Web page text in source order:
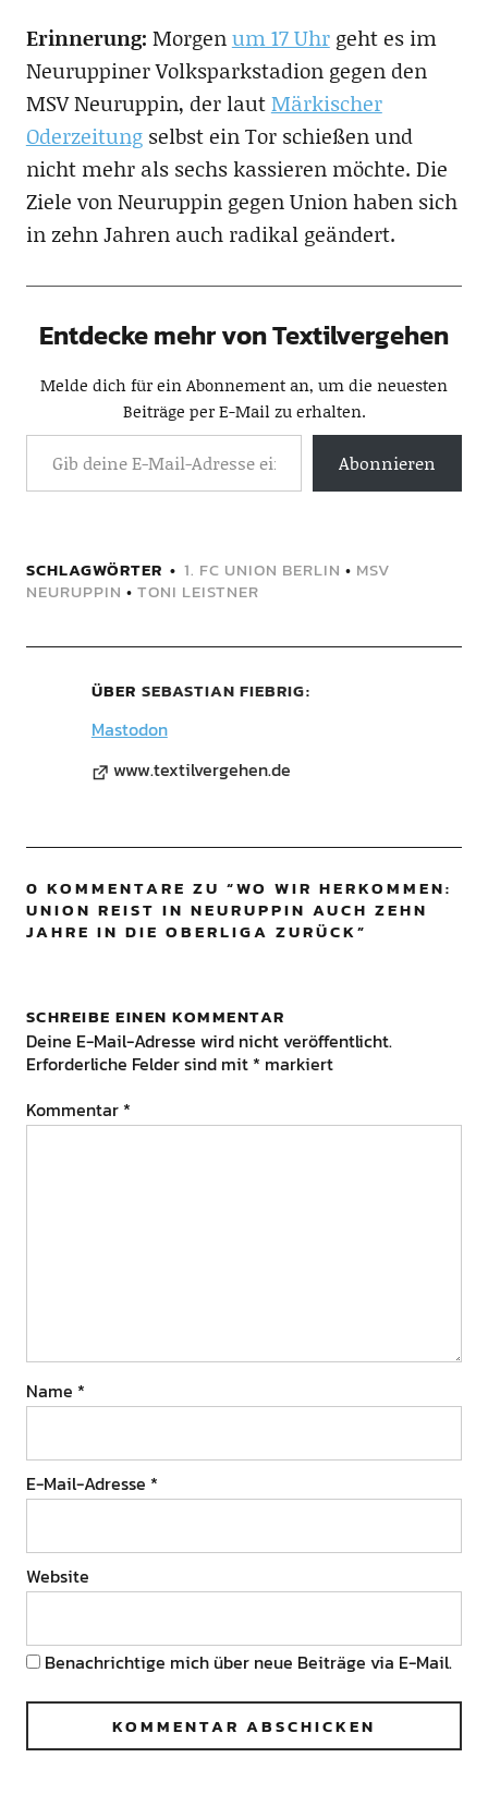
Erinnerung: Morgenum 17 Uhrgeht es im
Neuruppiner Volksparkstadion gegen den
MSV Neuruppin, der lautMärkischer
Oderzeitungselbst ein Tor schießen und
nicht mehr als sechs kassieren möchte. Die
Ziele von Neuruppin gegen Union haben sich
in zehn Jahren auch radikal geändert.
Entdecke mehr von Textilvergehen
Melde dich für ein Abonnement an, um die neuesten
Beiträge per E-Mail zu erhalten.
Abonnieren
SCHLAGWÖRTER 1. FC UNION BERLIN • MSV
NEURUPPIN • TONI LEISTNER
ÜBER SEBASTIAN FIEBRIG
Mastodon
www.textilvergehen.de
0 KOMMENTARE ZU “WO WIR HERKOMMEN:
UNION REIST IN NEURUPPIN AUCH ZEHN
JAHRE IN DIE OBERLIGA ZURÜCK”
SCHREIBE EINEN KOMMENTAR
Deine E-Mail-Adresse wird nicht veröffentlicht.
Erforderliche Felder sind mit * markiert
Kommentar *
Name *
E-Mail-Adresse *
Website
Benachrichtige mich über neue Beiträge via E-Mail.